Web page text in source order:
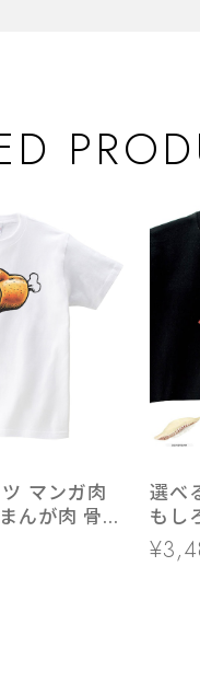
マンガ肉
んが肉 骨付
肉 BBQ バ
選べるデ
もし
大ト
ぶり